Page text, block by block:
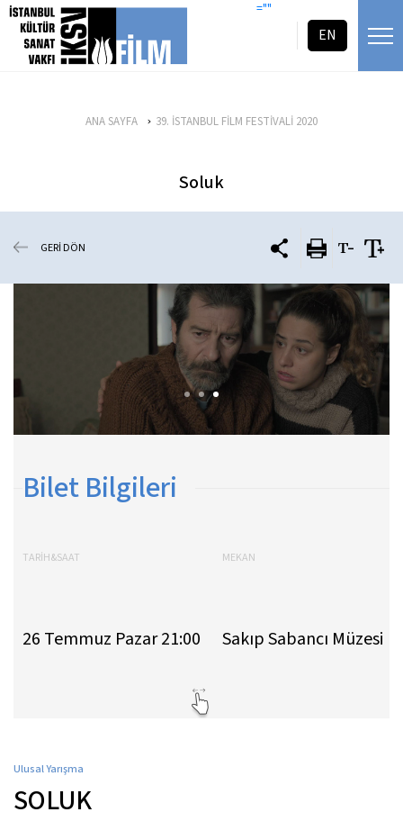
icerigi atla =""
EN
ANA SAYFA 39. İSTANBUL FİLM FESTİVALİ 2020
Soluk
GERİ DÖN
Bilet Bilgileri
TARİH&SAAT MEKAN
26 Temmuz Pazar 21:00 Sakıp Sabancı Müzesi
Ulusal Yarışma
SOLUK